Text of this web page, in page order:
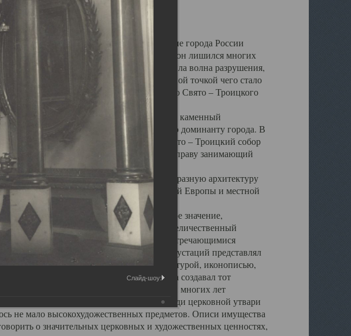
в большей мере, чем другие губернские города России
разрушений, в результате которых он лишился многих
всего по старому Архангельску ударила волна разрушения,
особую силу в конце 20 –х годов. Отправной точкой чего стало
губернии - ансамбля кафедрального Свято – Троицкого
Архангельска, величественный каменный
в зрительную и градостроительную доминанту города. В
на Севере. Вплоть до разрушения Свято – Троицкий собор
из городских строений Архангельска, по праву занимающий
картине Архангельска.
России воплотил в себе яркую и своеобразную архитектуру
течениями России, Западной Европы и местной
вполне оправдывали его кафедральное значение,
построек города. Обширный и величественный
стиля, с единственными нигде не встречающимися
множеством резных, символических инкрустаций представлял
В совокупности же с живописью, скульптурой, иконописью,
утвари интерьер Троицкого храма создавал тот
убранства собора, на протяжении многих лет
В соборной ризнице, библиотеке, среди церковной утвари
не мало высокохудожественных предметов. Описи имущества
о значительных церковных и художественных ценностях,
Слайд-шоу: